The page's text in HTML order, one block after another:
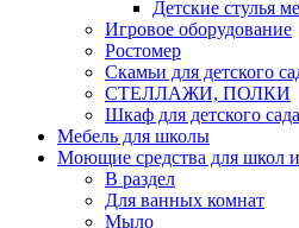
Детские стулья
Игровое оборудование
Ростомер
Скамьи для детского
СТЕЛЛАЖИ, ПОЛКИ
Шкаф для детского сада
Мебель для школы
Моющие средства для школ и
В раздел
Для ванных комнат
Мыло